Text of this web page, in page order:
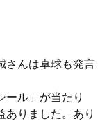
さんは卓球も発言
ール」が当たり
ありました。あり